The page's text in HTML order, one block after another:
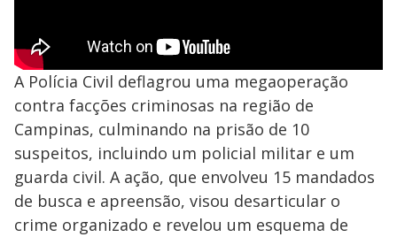
A Polícia Civil deflagrou uma megaoperação
contra facções criminosas na região de
Campinas, culminando na prisão de 10
suspeitos, incluindo um policial militar e um
guarda civil. A ação, que envolveu 15 mandados
de busca e apreensão, visou desarticular o
crime organizado e revelou um esquema de